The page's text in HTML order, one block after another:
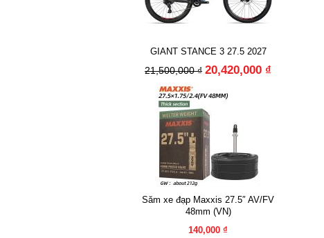
GIANT STANCE 3 27.5 2027
21,500,000 ₫ 20,420,000 ₫
Săm xe đạp Maxxis 27.5″ AV/FV
48mm (VN)
140,000 ₫